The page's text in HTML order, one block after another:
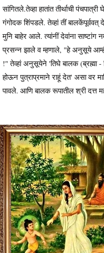
सांगितले.तेव्हा हातांत तीर्थाची
गंगोदक शिंपडले. तेव्हां तीं बालकेंपूर्ववत्
मुनि बाहेर आले. त्यांनीं देवांना साष्टांग
प्रसन्न झाले व म्हणाले, "हे अनुसूये
!" तेव्हां अनुसूयेने 'तिघे बालक (ब्रह्मा -
होऊन पुत्राप्रमाने राहूं देत' असा वर
पावले. आणि बालक रूपातील श्री दत्त